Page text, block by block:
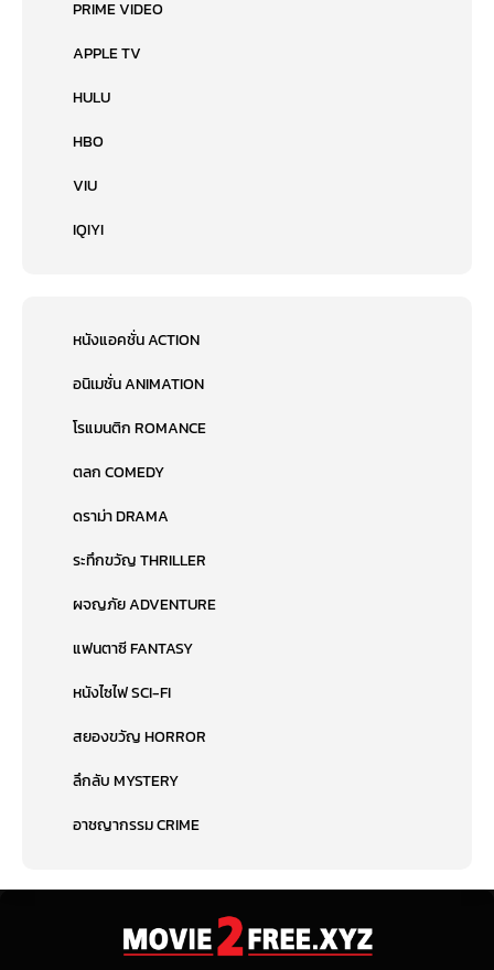
PRIME VIDEO
APPLE TV
HULU
HBO
VIU
IQIYI
หนังแอคชั่น ACTION
อนิเมชั่น ANIMATION
โรแมนติก ROMANCE
ตลก COMEDY
ดราม่า DRAMA
ระทึกขวัญ THRILLER
ผจญภัย ADVENTURE
แฟนตาซี FANTASY
หนังไซไฟ SCI-FI
สยองขวัญ HORROR
ลึกลับ MYSTERY
อาชญากรรม CRIME